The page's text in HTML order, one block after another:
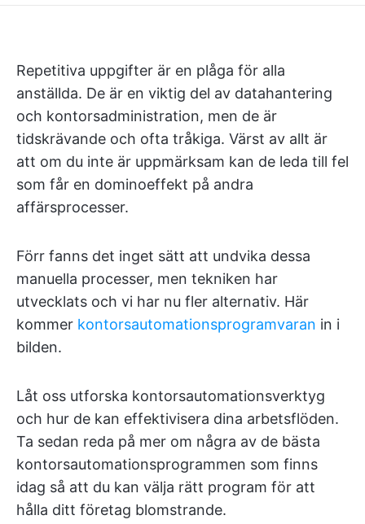
Repetitiva uppgifter är en plåga för alla
anställda. De är en viktig del av datahantering
och kontorsadministration, men de är
tidskrävande och ofta tråkiga. Värst av allt är
att om du inte är uppmärksam kan de leda till fel
som får en dominoeffekt på andra
affärsprocesser.
Förr fanns det inget sätt att undvika dessa
manuella processer, men tekniken har
utvecklats och vi har nu fler alternativ. Här
kommer kontorsautomationsprogramvaran in i
bilden.
Låt oss utforska kontorsautomationsverktyg
och hur de kan effektivisera dina arbetsflöden.
Ta sedan reda på mer om några av de bästa
kontorsautomationsprogrammen som finns
idag så att du kan välja rätt program för att
hålla ditt företag blomstrande.